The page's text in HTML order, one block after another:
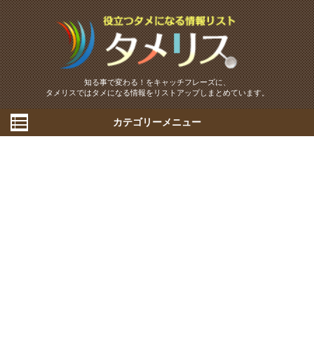
知る事で変わる！をキャッチフレーズに、
タメリスではタメになる情報をリストアップしまとめています。
カテゴリーメニュー